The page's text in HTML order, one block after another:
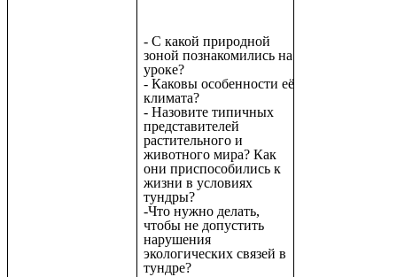
- С какой природной
зоной познакомились на
уроке?
- Каковы особенности её
климата?
- Назовите типичных
представителей
растительного и
животного мира? Как
они приспособились к
жизни в условиях
тундры?
-Что нужно делать,
чтобы не допустить
нарушения
экологических связей в
тундре?